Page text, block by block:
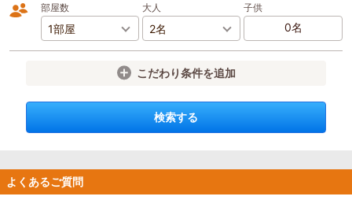
部屋数 大人 子供
こだわり条件を追加
検索する
よくあるご質問